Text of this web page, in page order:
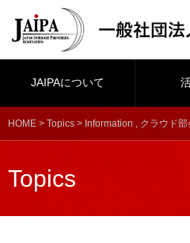
JAIPAについて
HOME > Topics > Information , クラウド部
Topics